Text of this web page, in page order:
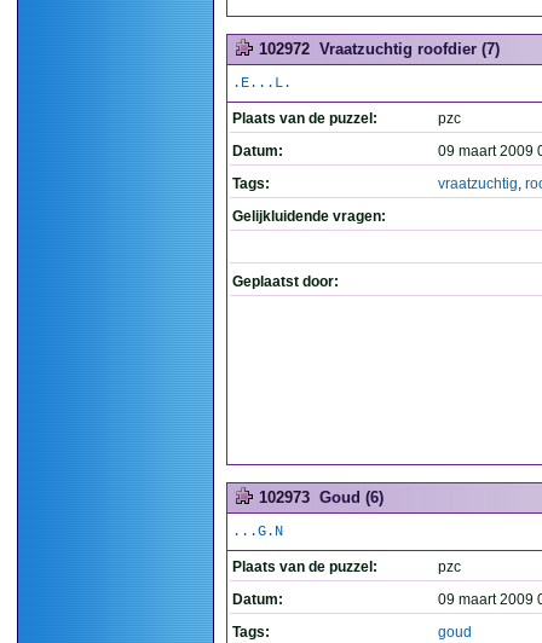
102972 Vraatzuchtig roofdier (7)
.E...L.
Plaats van de puzzel:
pzc
Datum:
09 maart 2009
Tags:
vraatzuchtig,
Gelijkluidende vragen:
Geplaatst door:
102973 Goud (6)
...G.N
Plaats van de puzzel:
pzc
Datum:
09 maart 2009
Tags:
goud